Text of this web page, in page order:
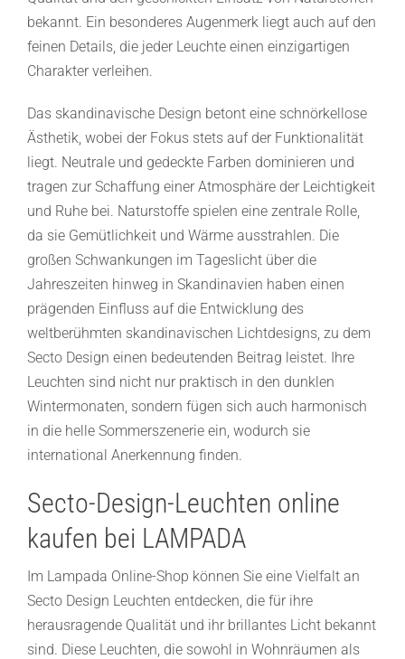
bekannt. Ein besonderes Augenmerk liegt auch auf den
feinen Details, die jeder Leuchte einen einzigartigen
Charakter verleihen.
Das skandinavische Design betont eine schnörkellose
Ästhetik, wobei der Fokus stets auf der Funktionalität
liegt. Neutrale und gedeckte Farben dominieren und
tragen zur Schaffung einer Atmosphäre der Leichtigkeit
und Ruhe bei. Naturstoffe spielen eine zentrale Rolle,
da sie Gemütlichkeit und Wärme ausstrahlen. Die
großen Schwankungen im Tageslicht über die
Jahreszeiten hinweg in Skandinavien haben einen
prägenden Einfluss auf die Entwicklung des
weltberühmten skandinavischen Lichtdesigns, zu dem
Secto Design einen bedeutenden Beitrag leistet. Ihre
Leuchten sind nicht nur praktisch in den dunklen
Wintermonaten, sondern fügen sich auch harmonisch
in die helle Sommerszenerie ein, wodurch sie
international Anerkennung finden.
Secto-Design-Leuchten online
kaufen bei LAMPADA
Im Lampada Online-Shop können Sie eine Vielfalt an
Secto Design Leuchten entdecken, die für ihre
herausragende Qualität und ihr brillantes Licht bekannt
sind. Diese Leuchten, die sowohl in Wohnräumen als